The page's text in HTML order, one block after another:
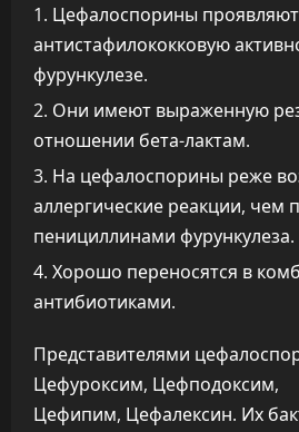
Цефалоспорины
антистафилококковую
фурункулезе.
Они имеют выраженную
отношении бета-лактам.
На цефалоспорины реже
аллергические реакции, чем
пенициллинами фурункулеза.
Хорошо переносятся в
антибиотиками.
Представителями
Цефуроксим, Цефподоксим,
Цефипим, Цефалексин. Их